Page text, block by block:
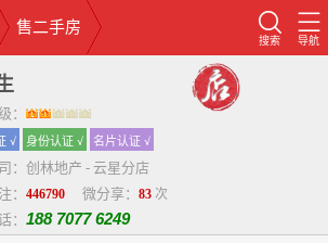
售二手房
搜索 导航
：
√ 身份认证 √ 名片认证 √
：创林地产 - 云星分店
： 446790 微分享： 83 次
： 188 7077 6249